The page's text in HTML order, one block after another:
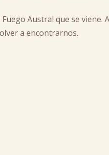
Austral que se
a encontrarnos.